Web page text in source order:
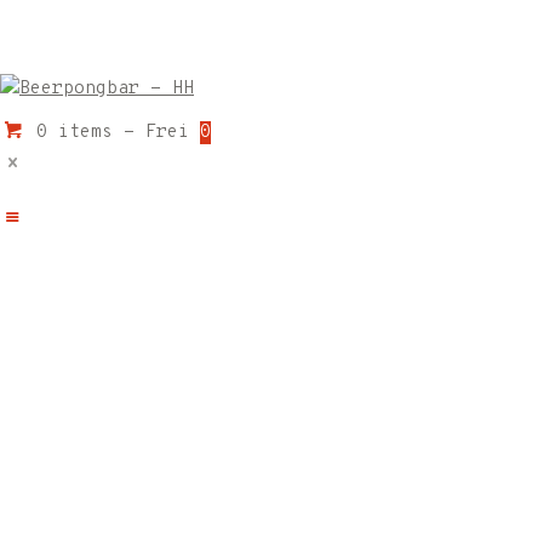
0 items - Frei 0
SHOTPONG – SHOTS SPECIAL 20X2CL